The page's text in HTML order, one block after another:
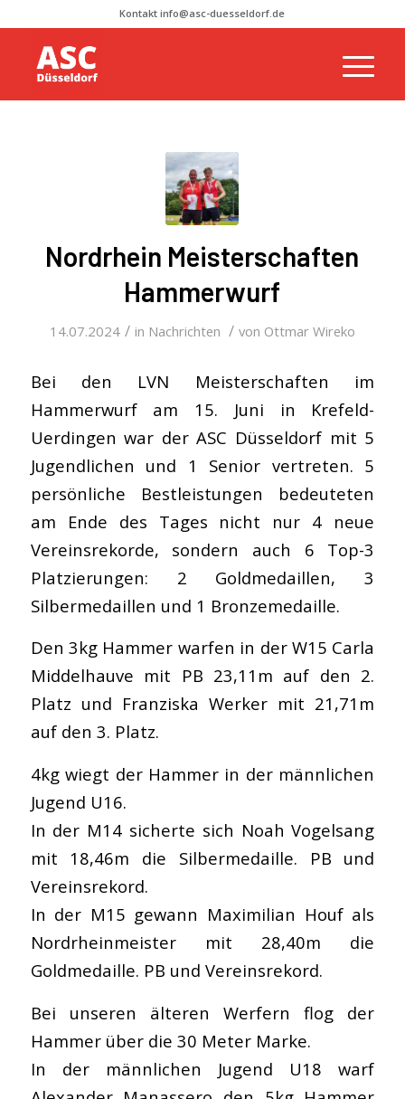
Kontakt info@asc-duesseldorf.de
Nordrhein Meisterschaften
Hammerwurf
14.07.2024 / in Nachrichten / von Ottmar Wireko
Bei den LVN Meisterschaften im
Hammerwurf am 15. Juni in Krefeld-
Uerdingen war der ASC Düsseldorf mit 5
Jugendlichen und 1 Senior vertreten. 5
persönliche Bestleistungen bedeuteten
am Ende des Tages nicht nur 4 neue
Vereinsrekorde, sondern auch 6 Top-3
Platzierungen: 2 Goldmedaillen, 3
Silbermedaillen und 1 Bronzemedaille.
Den 3kg Hammer warfen in der W15 Carla
Middelhauve mit PB 23,11m auf den 2.
Platz und Franziska Werker mit 21,71m
auf den 3. Platz.
4kg wiegt der Hammer in der männlichen
Jugend U16.
In der M14 sicherte sich Noah Vogelsang
mit 18,46m die Silbermedaille. PB und
Vereinsrekord.
In der M15 gewann Maximilian Houf als
Nordrheinmeister mit 28,40m die
Goldmedaille. PB und Vereinsrekord.
Bei unseren älteren Werfern flog der
Hammer über die 30 Meter Marke.
In der männlichen Jugend U18 warf